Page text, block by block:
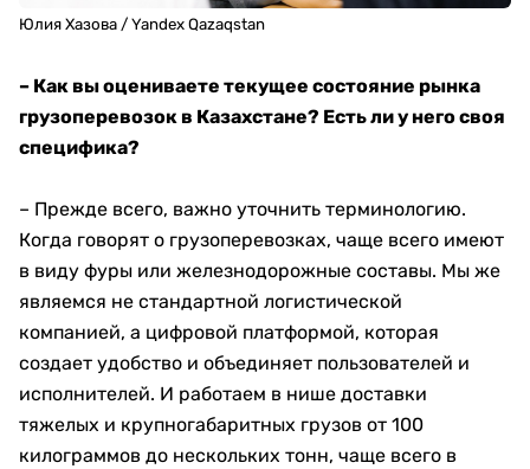
Юлия Хазова / Yandex Qazaqstan
– Как вы оцениваете текущее состояние рынка
грузоперевозок в Казахстане? Есть ли у него своя
специфика?
– Прежде всего, важно уточнить терминологию.
Когда говорят о грузоперевозках, чаще всего имеют
в виду фуры или железнодорожные составы. Мы же
являемся не стандартной логистической
компанией, а цифровой платформой, которая
создает удобство и объединяет пользователей и
исполнителей. И работаем в нише доставки
тяжелых и крупногабаритных грузов от 100
килограммов до нескольких тонн, чаще всего в